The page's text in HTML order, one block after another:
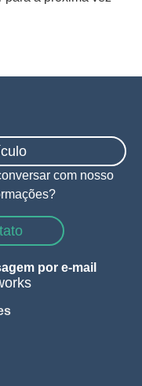
com nosso
por e-mail